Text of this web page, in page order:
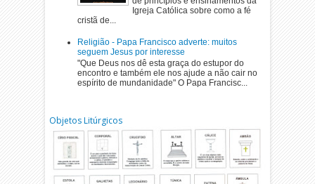
Igreja Católica sobre como a fé
cristã de...
Religião - Papa Francisco adverte: muitos
seguem Jesus por interesse
"Que Deus nos dê esta graça do estupor do
encontro e também ele nos ajude a não cair no
espírito de mundanidade" O Papa Francisc...
Objetos Litúrgicos